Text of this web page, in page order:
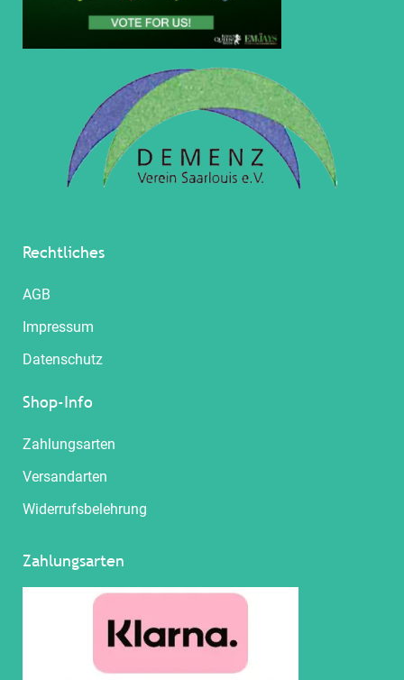
Rechtliches
AGB
Impressum
Datenschutz
Shop-Info
Zahlungsarten
Versandarten
Widerrufsbelehrung
Zahlungsarten